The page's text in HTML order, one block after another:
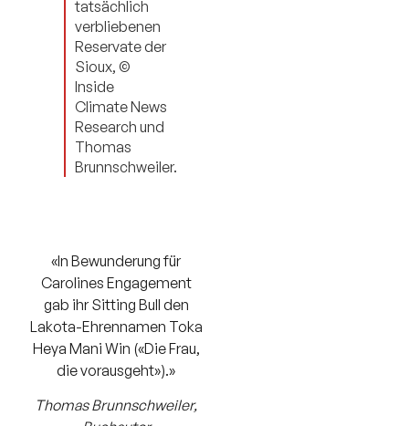
tatsächlich
verbliebenen
Reservate der
Sioux, ©
Inside
Climate News
Research und
Thomas
Brunnschweiler.
«In Bewunderung für
Carolines Engagement
gab ihr Sitting Bull den
Lakota-Ehrennamen Toka
Heya Mani Win («Die Frau,
die vorausgeht»).»
Thomas Brunnschweiler,